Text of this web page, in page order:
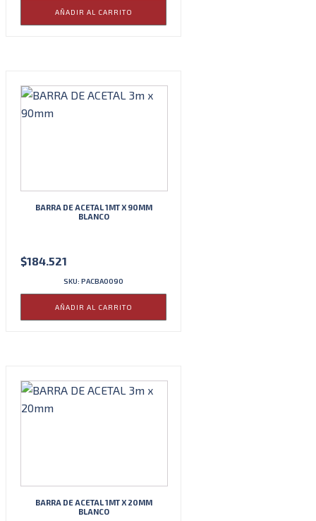
AÑADIR AL CARRITO
BARRA DE ACETAL 1MT X 90MM
BLANCO
$184.521
SKU: PACBA0090
AÑADIR AL CARRITO
BARRA DE ACETAL 1MT X 20MM
BLANCO